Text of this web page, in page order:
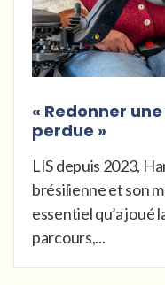
« Redonner
perdue »
LIS depuis 2023,
brésilienne et son
essentiel qu’a joué
parcours,...